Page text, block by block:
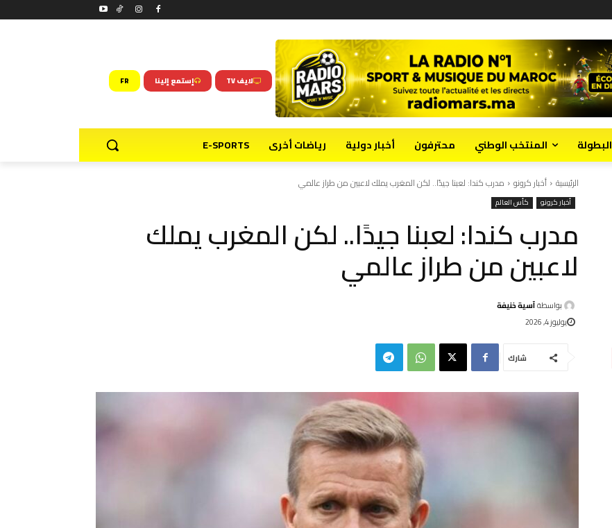
لايف TV إستمع إلينا FR
البطولة المنتخب الوطني محترفون أخبار دولية رياضات أخرى E-SPORTS
الرئيسية أخبار كرونو مدرب كندا: لعبنا جيدًا.. لكن المغرب يملك لاعبين من طراز عالمي
أخبار كرونو كأس العالم
مدرب كندا: لعبنا جيدًا.. لكن المغرب يملك
لاعبين من طراز عالمي
بواسطةآسية خنيفة
يوليوز 4, 2026
شارك